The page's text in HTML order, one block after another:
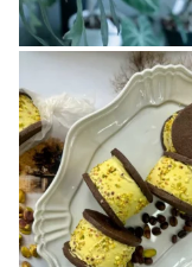
ポケモン(1)
内覧会(1)
食堂(1)
ぼくらの松山グル
マチボンJOURNAL(20)
ス
暮らし探訪日記(2)
ポケッ
Marriage CAMP(2)
ラーメ
キャンプ(8)
久万(1) 久
道後の地酒(1)
ホワイトニ
個展(6)
しまなみ海道(1)
久万高原町(2)
久万郷(1)
四国西南地域(2)
エフマル